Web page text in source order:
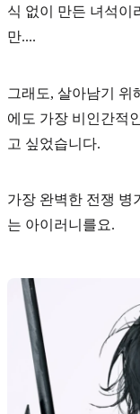
식 없이 만든 녀석이
만....
그래도, 살아남기 위
에도 가장 비인간적
고 싶었습니다.
가장 완벽한 전쟁 병
는 아이러니를요.